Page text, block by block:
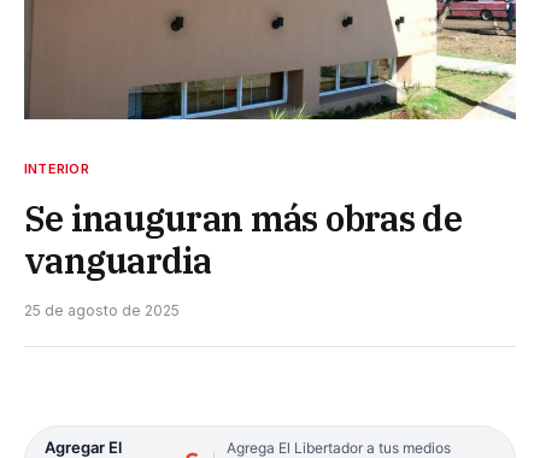
INTERIOR
Se inauguran más obras de
vanguardia
25 de agosto de 2025
Agregar El
Agrega El Libertador a tus medios